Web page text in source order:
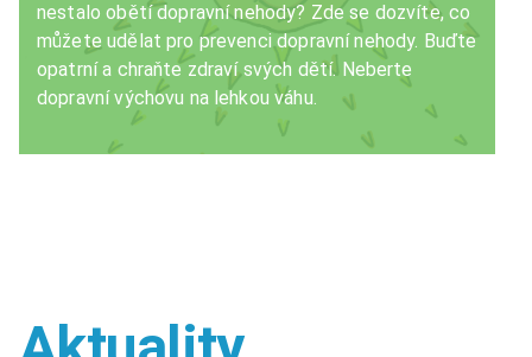
nestalo obětí dopravní nehody? Zde se dozvíte, co
můžete udělat pro prevenci dopravní nehody. Buďte
opatrní a chraňte zdraví svých dětí. Neberte
dopravní výchovu na lehkou váhu.